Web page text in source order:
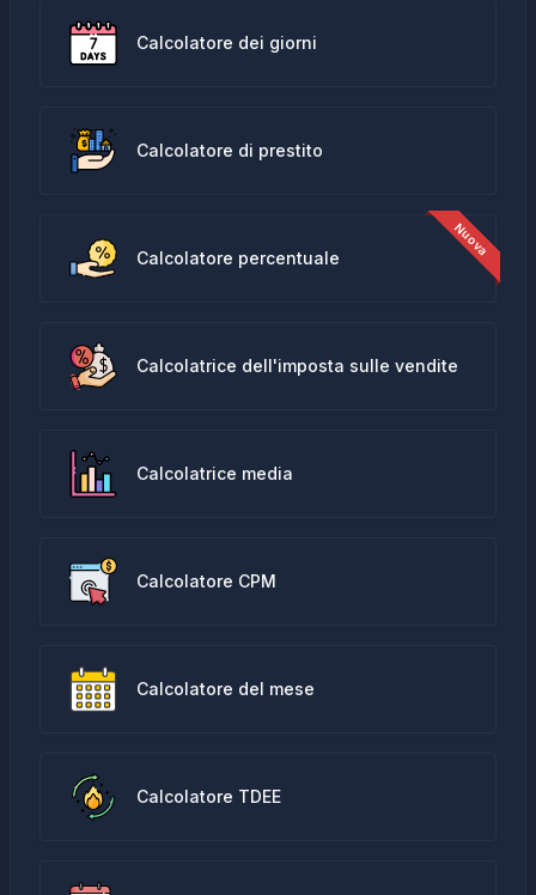
Calcolatore dei giorni
Calcolatore di prestito
Calcolatore percentuale
Calcolatrice dell'imposta sulle vendite
Calcolatrice media
Calcolatore CPM
Calcolatore del mese
Calcolatore TDEE